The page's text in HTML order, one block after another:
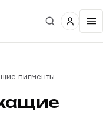
пигменты